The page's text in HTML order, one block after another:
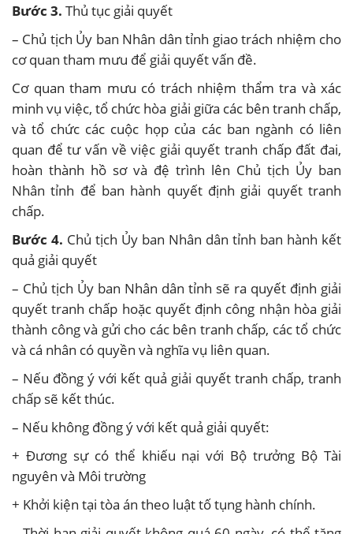
Bước 3. Thủ tục giải quyết
– Chủ tịch Ủy ban Nhân dân tỉnh giao trách nhiệm cho
cơ quan tham mưu để giải quyết vấn đề.
Cơ quan tham mưu có trách nhiệm thẩm tra và xác
minh vụ việc, tổ chức hòa giải giữa các bên tranh chấp,
và tổ chức các cuộc họp của các ban ngành có liên
quan để tư vấn về việc giải quyết tranh chấp đất đai,
hoàn thành hồ sơ và đệ trình lên Chủ tịch Ủy ban
Nhân tỉnh để ban hành quyết định giải quyết tranh
chấp.
Bước 4. Chủ tịch Ủy ban Nhân dân tỉnh ban hành kết
quả giải quyết
– Chủ tịch Ủy ban Nhân dân tỉnh sẽ ra quyết định giải
quyết tranh chấp hoặc quyết định công nhận hòa giải
thành công và gửi cho các bên tranh chấp, các tổ chức
và cá nhân có quyền và nghĩa vụ liên quan.
– Nếu đồng ý với kết quả giải quyết tranh chấp, tranh
chấp sẽ kết thúc.
– Nếu không đồng ý với kết quả giải quyết:
+ Đương sự có thể khiếu nại với Bộ trưởng Bộ Tài
nguyên và Môi trường
+ Khởi kiện tại tòa án theo luật tố tụng hành chính.